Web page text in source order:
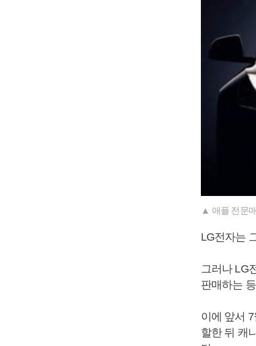
▲ 애플 전문
LG전자는
그러나 LG
판매하는
이에 앞서
할한 뒤 캐